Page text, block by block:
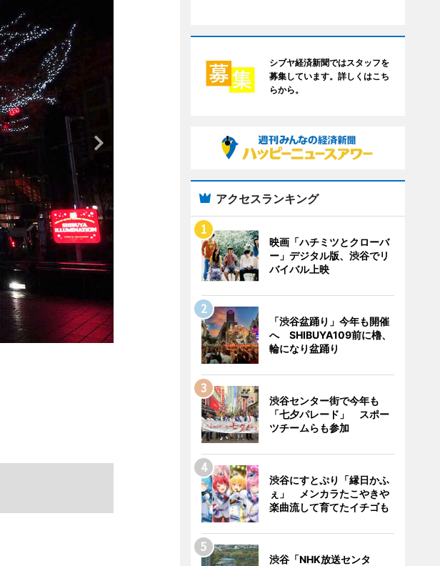
シブヤ経済新聞ではスタッフを
募集しています。詳しくはこち
らから。
アクセスランキング
映画「ハチミツとクローバ
ー」デジタル版、渋谷でリ
バイバル上映
「渋谷盆踊り」今年も開催
へ SHIBUYA109前に櫓、
輪になり盆踊り
渋谷センター街で今年も
「七夕パレード」 スポー
ツチームらも参加
渋谷にすとぷり「縁日かふ
ぇ」 メンカラたこやきや
楽曲流して育てたイチゴも
渋谷「NHK放送センタ